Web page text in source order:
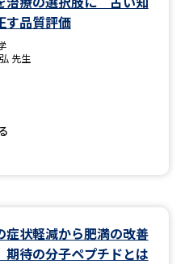
夢ナビライブ
テレメール全国一斉進学調査
す品質評価
先生
症状軽減から肥満の改善
待の分子ペプチドとは